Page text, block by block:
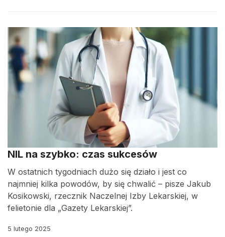
NIL na szybko: czas sukcesów
W ostatnich tygodniach dużo się działo i jest co
najmniej kilka powodów, by się chwalić – pisze Jakub
Kosikowski, rzecznik Naczelnej Izby Lekarskiej, w
felietonie dla „Gazety Lekarskiej”.
5 lutego 2025